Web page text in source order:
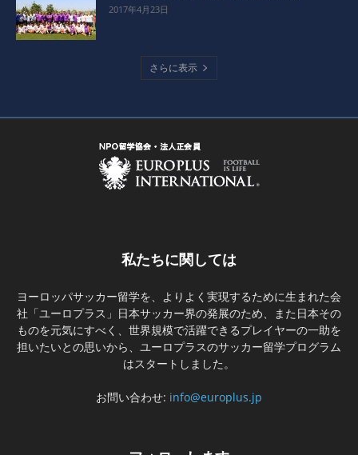
2017年4月23日
さらに表示
私たちに関しては
ヨーロッパサッカー留学を、よりよく実現するために生まれた会
社「ユーロプラス」日本サッカー界の発展のため、また日本その
ものを元気にすべく、世界規模で活躍できるプレイヤーの一助を
担いたいとの思いから、ユーロプラスのサッカー留学プログラム
はスタートしました。
お問い合わせ: info@europlus.jp